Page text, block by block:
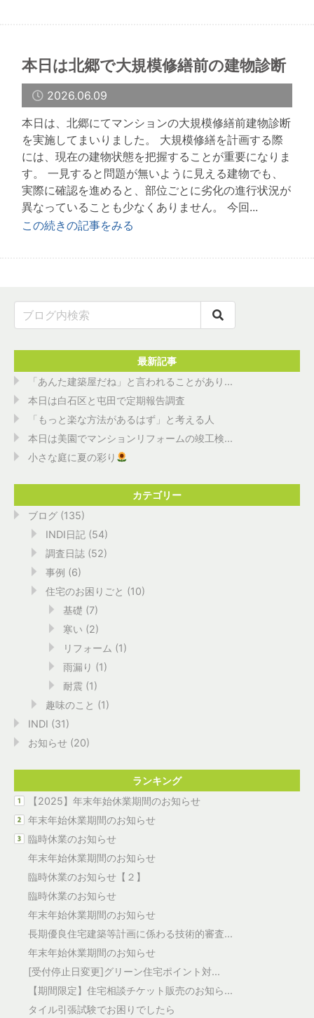
本日は北郷で大規模修繕前の建物診断
2026.06.09
本日は、北郷にてマンションの大規模修繕前建物診断
を実施してまいりました。 大規模修繕を計画する際
には、現在の建物状態を把握することが重要になりま
す。 一見すると問題が無いように見える建物でも、
実際に確認を進めると、部位ごとに劣化の進行状況が
異なっていることも少なくありません。 今回...
この続きの記事をみる
最新記事
「あんた建築屋だね」と言われることがあり...
本日は白石区と屯田で定期報告調査
「もっと楽な方法があるはず」と考える人
本日は美園でマンションリフォームの竣工検...
小さな庭に夏の彩り
カテゴリー
ブログ (135)
INDI日記 (54)
調査日誌 (52)
事例 (6)
住宅のお困りごと (10)
基礎 (7)
寒い (2)
リフォーム (1)
雨漏り (1)
耐震 (1)
趣味のこと (1)
INDI (31)
お知らせ (20)
ランキング
【2025】年末年始休業期間のお知らせ
年末年始休業期間のお知らせ
臨時休業のお知らせ
年末年始休業期間のお知らせ
臨時休業のお知らせ【２】
臨時休業のお知らせ
年末年始休業期間のお知らせ
長期優良住宅建築等計画に係わる技術的審査...
年末年始休業期間のお知らせ
[受付停止日変更]グリーン住宅ポイント対...
【期間限定】住宅相談チケット販売のお知ら...
タイル引張試験でお困りでしたら